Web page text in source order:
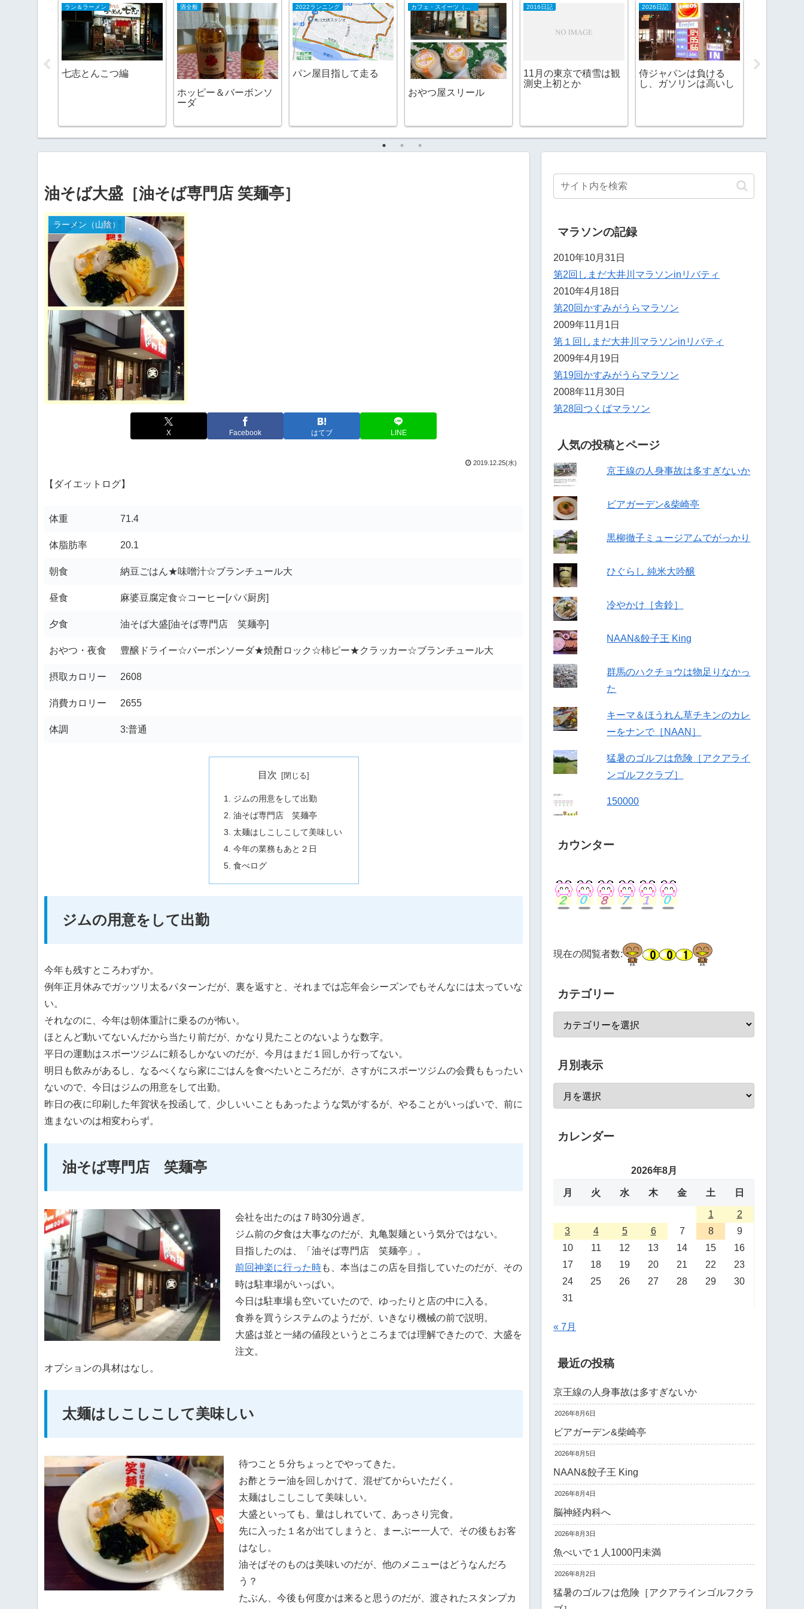
屋目指して走る
2016日記
11月の東京で積雪は観
2026日記
侍ジャパンは負ける
2018日記
インフルエンザがやっ
2009日記
油そば大盛［油そば専門店 笑麺亭］
ラーメン（山陰）
X Facebook はてブ LINE
2019.12.25(水)
【ダイエットログ】
体重 71.4
体脂肪率 20.1
朝食 納豆ごはん★味噌汁☆ブランチュール大
昼食 麻婆豆腐定食☆コーヒー[パパ厨房]
夕食 油そば大盛[油そば専門店 笑麺亭]
おやつ・夜食 豊醸ドライー☆バーボンソーダ★焼酎ロック☆柿ピー★クラッカー☆ブランチュール大
摂取カロリー 2608
消費カロリー 2655
体調 3:普通
目次
ジムの用意をして出勤
油そば専門店 笑麺亭
太麺はしこしこして美味しい
今年の業務もあと２日
食べログ
ジムの用意をして出勤
今年も残すところわずか。
例年正月休みでガッツリ太るパターンだが、裏を返すと、それまでは忘年会シーズンでもそんなには太っていな
い。
それなのに、今年は朝体重計に乗るのが怖い。
ほとんど動いてないんだから当たり前だが、かなり見たことのないような数字。
平日の運動はスポーツジムに頼るしかないのだが、今月はまだ１回しか行ってない。
明日も飲みがあるし、なるべくなら家にごはんを食べたいところだが、さすがにスポーツジムの会費ももったい
ないので、今日はジムの用意をして出勤。
昨日の夜に印刷した年賀状を投函して、少しいいこともあったような気がするが、やることがいっぱいで、前に
進まないのは相変わらず。
油そば専門店 笑麺亭
会社を出たのは７時30分過ぎ。
ジム前の夕食は大事なのだが、丸亀製麺という気分ではない。
目指したのは、「油そば専門店 笑麺亭」。
前回神楽に行った時も、本当はこの店を目指していたのだが、その
時は駐車場がいっぱい。
今日は駐車場も空いていたので、ゆったりと店の中に入る。
食券を買うシステムのようだが、いきなり機械の前で説明。
大盛は並と一緒の値段というところまでは理解できたので、大盛を
注文。
オプションの具材はなし。
太麺はしこしこして美味しい
待つこと５分ちょっとでやってきた。
お酢とラー油を回しかけて、混ぜてからいただく。
太麺はしこしこして美味しい。
大盛といっても、量はしれていて、あっさり完食。
先に入った１名が出てしまうと、まーぶー一人で、その後もお客
はなし。
油そばそのものは美味いのだが、他のメニューはどうなんだろ
う？
たぶん、今後も何度かは来ると思うのだが、渡されたスタンプカ
マラソンの記録
2010年10月31日
第2回しまだ大井川マラソンinリバティ
2010年4月18日
第20回かすみがうらマラソン
2009年11月1日
第１回しまだ大井川マラソンinリバティ
2009年4月19日
第19回かすみがうらマラソン
2008年11月30日
第28回つくばマラソン
人気の投稿とページ
京王線の人身事故は多すぎないか
ビアガーデン&柴崎亭
黒柳徹子ミュージアムでがっかり
ひぐらし 純米大吟醸
冷やかけ［舎鈴］
NAAN&餃子王 King
群馬のハクチョウは物足りなかっ
た
キーマ＆ほうれん草チキンのカレ
ーをナンで［NAAN］
猛暑のゴルフは危険［アクアライ
ンゴルフクラブ］
150000
カウンター
現在の閲覧者数:
カテゴリー
月別表示
カレンダー
2026年8月
月 火 水 木 金 土 日
1
2
3
4 5 6 7 8
9
10
11 12 13 14 15
16
17
18 19 20 21 22
23
24
25 26 27 28 29
30
31
« 7月
最近の投稿
京王線の人身事故は多すぎないか
2026年8月6日
ビアガーデン&柴崎亭
2026年8月5日
NAAN&餃子王 King
2026年8月4日
脳神経内科へ
2026年8月3日
魚べいで１人1000円未満
2026年8月2日
猛暑のゴルフは危険［アクアラインゴルフクラ